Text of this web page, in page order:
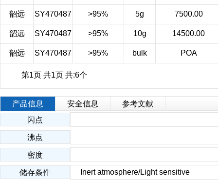
韶远 SY470487 >95% 5g 7500.00
韶远 SY470487 >95% 10g 14500.00
韶远 SY470487 >95% bulk POA
第1页 共1页 共:6个
产品信息 安全信息
参考文献
闪点
沸点
密度
储存条件 Inert atmosphere/Light sensitive